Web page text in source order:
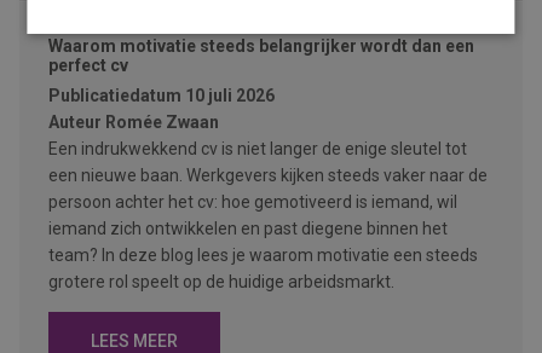
Waarom motivatie steeds belangrijker wordt dan een
perfect cv
Publicatiedatum 10 juli 2026
Auteur Romée Zwaan
Een indrukwekkend cv is niet langer de enige sleutel tot
een nieuwe baan. Werkgevers kijken steeds vaker naar de
persoon achter het cv: hoe gemotiveerd is iemand, wil
iemand zich ontwikkelen en past diegene binnen het
team? In deze blog lees je waarom motivatie een steeds
grotere rol speelt op de huidige arbeidsmarkt.
LEES MEER